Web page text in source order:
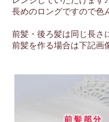
長めのロングですので色
前髪・後ろ髪は同じ長さ
前髪を作る場合は下記画